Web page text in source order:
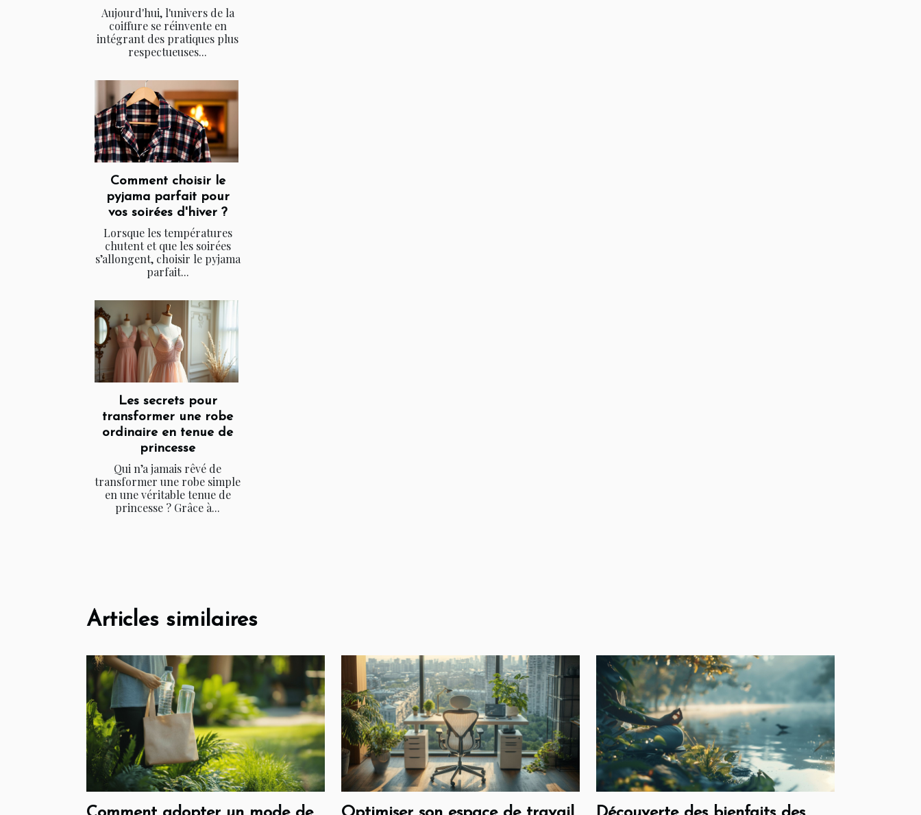
Aujourd'hui, l'univers de la
coiffure se réinvente en
intégrant des pratiques plus
respectueuses...
Comment choisir le
pyjama parfait pour
vos soirées d'hiver ?
Lorsque les températures
chutent et que les soirées
s’allongent, choisir le pyjama
parfait...
Les secrets pour
transformer une robe
ordinaire en tenue de
princesse
Qui n’a jamais rêvé de
transformer une robe simple
en une véritable tenue de
princesse ? Grâce à...
Articles similaires